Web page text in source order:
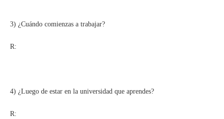
3) ¿Cuándo comienzas a trabajar?
R:
4) ¿Luego de estar en la universidad que aprendes?
R: